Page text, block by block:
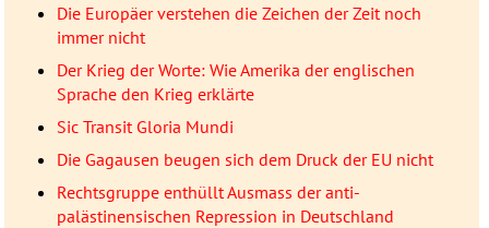
Die Europäer verstehen die Zeichen der Zeit noch
immer nicht
Der Krieg der Worte: Wie Amerika der englischen
Sprache den Krieg erklärte
Sic Transit Gloria Mundi
Die Gagausen beugen sich dem Druck der EU nicht
Rechtsgruppe enthüllt Ausmass der anti-
palästinensischen Repression in Deutschland